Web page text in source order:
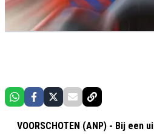
VOORSCHOTEN (ANP) - Bij een